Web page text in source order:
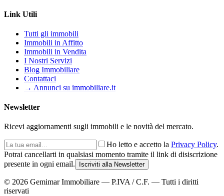
Link Utili
Tutti gli immobili
Immobili in Affitto
Immobili in Vendita
I Nostri Servizi
Blog Immobiliare
Contattaci
→ Annunci su immobiliare.it
Newsletter
Ricevi aggiornamenti sugli immobili e le novità del mercato.
Ho letto e accetto la Privacy Policy.
Potrai cancellarti in qualsiasi momento tramite il link di disiscrizione
presente in ogni email.
Iscriviti alla Newsletter
© 2026 Gemimar Immobiliare — P.IVA / C.F. — Tutti i diritti
riservati